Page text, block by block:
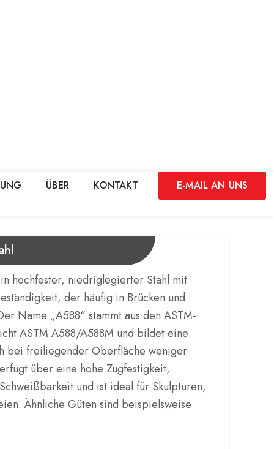
ÜBER KONTAKT E-MAIL AN UNS
hochfester, niedriglegierter Stahl mit
der häufig in Brücken und
Name „A588“ stammt aus den ASTM-
ASTM A588/A588M und bildet eine
bei freiliegender Oberfläche weniger
über eine hohe Zugfestigkeit,
und ist ideal für Skulpturen,
Ähnliche Güten sind beispielsweise